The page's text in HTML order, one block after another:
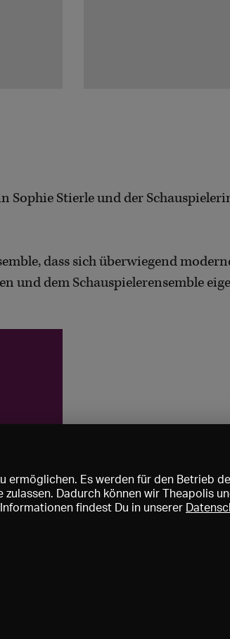
Sophie Stierle und der
dass sich überwiegend
und dem Schauspielerensemble
Es werden für den Betrieb
Dadurch können wir Theapolis
findest Du in unserer